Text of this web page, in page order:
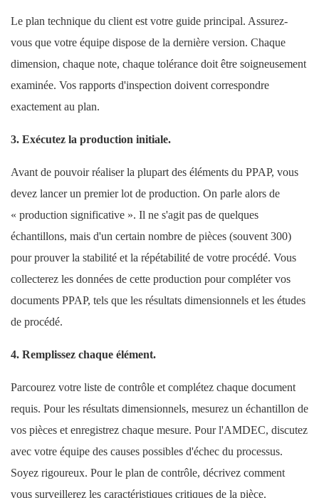
Le plan technique du client est votre guide principal. Assurez-
vous que votre équipe dispose de la dernière version. Chaque
dimension, chaque note, chaque tolérance doit être soigneusement
examinée. Vos rapports d'inspection doivent correspondre
exactement au plan.
3. Exécutez la production initiale.
Avant de pouvoir réaliser la plupart des éléments du PPAP, vous
devez lancer un premier lot de production. On parle alors de
« production significative ». Il ne s'agit pas de quelques
échantillons, mais d'un certain nombre de pièces (souvent 300)
pour prouver la stabilité et la répétabilité de votre procédé. Vous
collecterez les données de cette production pour compléter vos
documents PPAP, tels que les résultats dimensionnels et les études
de procédé.
4. Remplissez chaque élément.
Parcourez votre liste de contrôle et complétez chaque document
requis. Pour les résultats dimensionnels, mesurez un échantillon de
vos pièces et enregistrez chaque mesure. Pour l'AMDEC, discutez
avec votre équipe des causes possibles d'échec du processus.
Soyez rigoureux. Pour le plan de contrôle, décrivez comment
vous surveillerez les caractéristiques critiques de la pièce.